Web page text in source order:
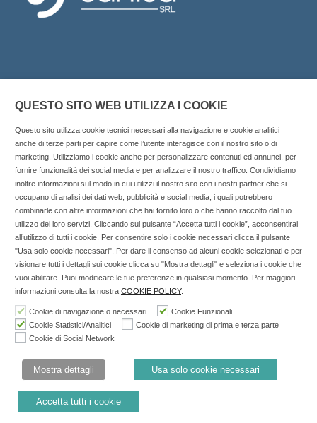
Copyright © 2025 SOCIALFARMA - La piattaforma web per i
professionisti della farmacia. Tutti i diritti riservati.
Socialfarma.it è un marchio di Sanità S.r.l. Largo San
Francesco, 19 - 73041 Carmiano (LE) - Tel: 0832.093720 Cell:
3276346536 Cell: 3297281965 - P.iva: 04571460759 - Rea: LE-
302152 Iscritta al n° 1 del Registro della Stampa del Tribunale
Nell'anno 2018 sono stati erogati €3.147,62 da Invitalia a saldo
agevolazione n.ID. 8277689 (D.M. 6/3/2013 tit. II-tit. III) del
19/03/2014
QUESTO SITO WEB UTILIZZA I COOKIE
Questo sito utilizza cookie tecnici necessari alla navigazione e cookie analitici
anche di terze parti per capire come l’utente interagisce con il nostro sito o di
marketing. Utilizziamo i cookie anche per personalizzare contenuti ed annunci, per
fornire funzionalità dei social media e per analizzare il nostro traffico. Condividiamo
inoltre informazioni sul modo in cui utilizzi il nostro sito con i nostri partner che si
occupano di analisi dei dati web, pubblicità e social media, i quali potrebbero
combinarle con altre informazioni che hai fornito loro o che hanno raccolto dal tuo
utilizzo dei loro servizi. Cliccando sul pulsante “Accetta tutti i cookie”, acconsentirai
all’utilizzo di tutti i cookie. Per consentire solo i cookie necessari clicca il pulsante
"Usa solo cookie necessari". Per dare il consenso ad alcuni cookie selezionati e per
visionare tutti i dettagli sui cookie clicca su "Mostra dettagli" e seleziona i cookie che
vuoi abilitare. Puoi modificare le tue preferenze in qualsiasi momento. Per maggiori
informazioni consulta la nostra COOKIE POLICY.
Cookie di navigazione o necessari
Cookie Funzionali
Cookie Statistici/Analitici
Cookie di marketing di prima e terza parte
Cookie di Social Network
Mostra dettagli Usa solo cookie necessari
Accetta tutti i cookie